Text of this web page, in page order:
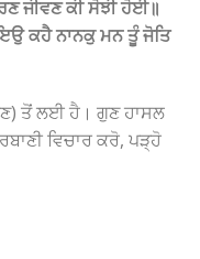
ਜੀਵਣ ਕੀ ਸੋਝੀ ਹੋਈ॥
ਕਹੈ ਨਾਨਕੁ ਮਨ ਤੂੰ ਜੋਤਿ
ਤੋਂ ਲਈ ਹੈ। ਗੁਣ ਹਾਸਲ
ਵਿਚਾਰ ਕਰੋ, ਪੜ੍ਹੋ